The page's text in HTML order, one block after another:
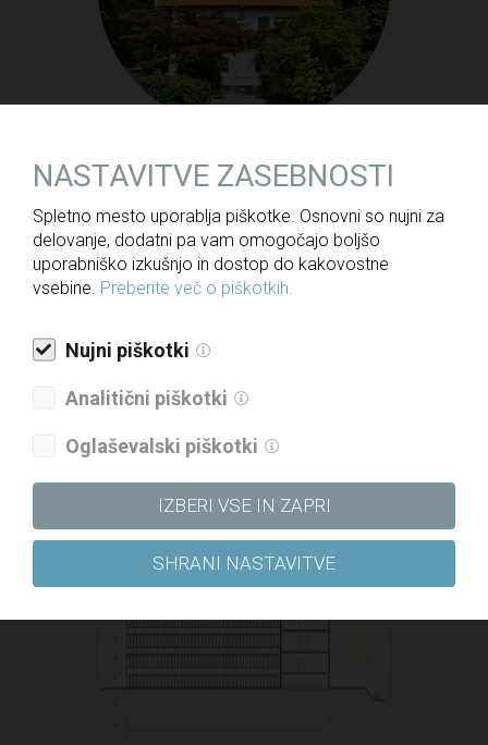
INFEKCIJSKI ODDELEK UNIVERZITETNEGA
KLINIČNEGA CENTRA MARIBOR
kakovost in investicije v zdravstvu
NASTAVITVE ZASEBNOSTI
Spletno mesto uporablja piškotke. Osnovni so nujni za
delovanje, dodatni pa vam omogočajo boljšo
uporabniško izkušnjo in dostop do kakovostne
vsebine. Preberite več o piškotkih.
Nujni piškotki
Analitični piškotki
Oglaševalski piškotki
IZBERI VSE IN ZAPRI
SHRANI NASTAVITVE